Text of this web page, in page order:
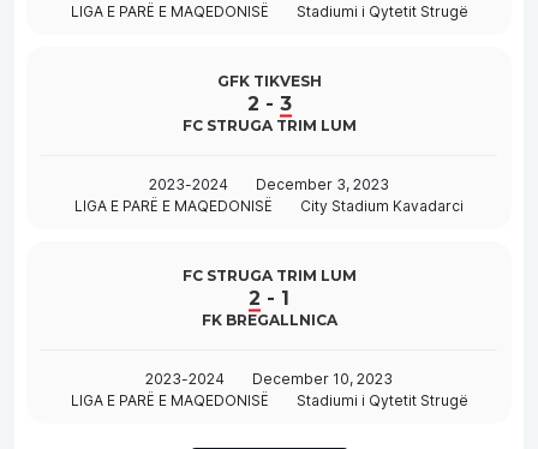
LIGA E PARË E MAQEDONISË
Stadiumi i Qytetit Strugë
GFK TIKVESH
2 - 3
FC STRUGA TRIM LUM
2023-2024
December 3, 2023
LIGA E PARË E MAQEDONISË
City Stadium Kavadarci
FC STRUGA TRIM LUM
2 - 1
FK BREGALLNICA
2023-2024
December 10, 2023
LIGA E PARË E MAQEDONISË
Stadiumi i Qytetit Strugë